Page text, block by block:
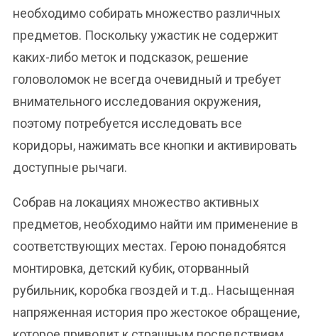
необходимо собирать множество различных
предметов. Поскольку ужастик не содержит
каких-либо меток и подсказок, решение
головоломок не всегда очевидный и требует
внимательного исследования окружения,
поэтому потребуется исследовать все
коридоры, нажимать все кнопки и активировать
доступные рычаги.
Собрав на локациях множество активных
предметов, необходимо найти им применение в
соответствующих местах. Герою понадобятся
монтировка, детский кубик, оторванный
рубильник, коробка гвоздей и т.д.. Насыщенная
напряженная история про жестокое обращение,